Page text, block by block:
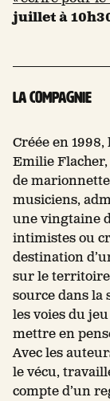
juillet à
La compagnie
Créée en
Emilie
de
musiciens,
une vingtaine
intimistes ou
destination
sur le territoire
source dans
les voies du
mettre en
Avec les
le vécu,
compte d’un